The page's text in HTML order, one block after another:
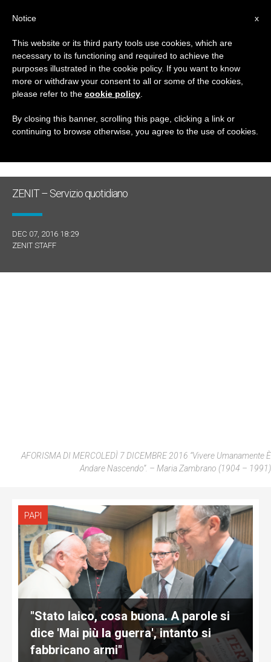
GIORNO
Dicembre 7th, 2016
ULTIME NOTIZIE
ZENIT – Servizio quotidiano
DEC 07, 2016 18:29
ZENIT STAFF
AFORISMA DI MERCOLEDÌ 7 DICEMBRE 2016 “Vivere Umanamente È
Andare Nascendo”. – Maria Zambrano (1904 – 1991)
PAPI
"Stato laico, cosa buona. A parole si
dice 'Mai più la guerra', intanto si
fabbricano armi"
x
Notice
This website or its third party tools use cookies, which are
necessary to its functioning and required to achieve the
purposes illustrated in the cookie policy. If you want to know
more or withdraw your consent to all or some of the cookies,
please refer to the cookie policy
By closing this banner, scrolling this page, clicking a link or
continuing to browse otherwise, you agree to the use of cookies.